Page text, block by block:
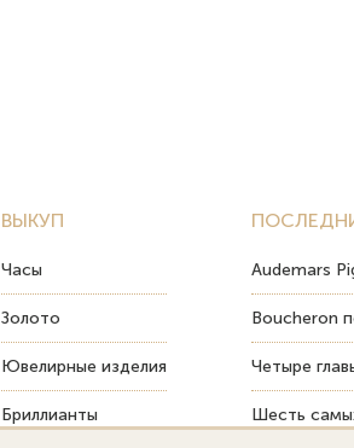
ВЫКУП
Часы
Золото
Ювелирные изделия
Бриллианты
Audemars
Boucheron
Четыре
Шесть